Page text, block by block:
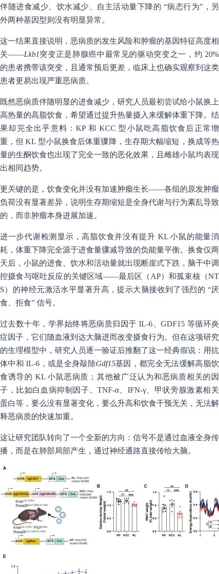
伴随进食减少、饮水减少、自主活动量下降的 “病态行为”，另
外两种基因型则没有明显异常。
这一结果直接说明，恶病质的发生风险和肿瘤的基因特征高度相
关——Lkb1突变正是肺腺癌中最常见的驱动突变之一，约 20%
的患者携带该突变，且通常预后更差，临床上也确实观察到这类
患者更易出现严重恶病质。
既然恶病质伴随明显的进食减少，研究人员最初尝试给小鼠换上
高热量的高脂饮食，希望通过提升热量摄入来缓解体重下降。结
果却完全出乎意料：KP 和 KCC 型小鼠吃高脂饮食后正常增
重，但 KL 型小鼠换食后体重骤降，生存期大幅缩短，换成等热
量的生酮饮食也出现了完全一致的恶化效果，且雌雄小鼠均表现
出相同趋势。
更关键的是，饮食变化并没有加速肿瘤生长——各组的原发肿瘤
负荷没有显著差异，说明生存期缩短是全身代谢与行为紊乱导致
的，而非肿瘤本身进展加速。
进一步代谢检测显示，高脂饮食并没有提升 KL 小鼠的能量消
耗，体重下降完全源于进食量骤减导致的负能量平衡。换食仅两
天后，小鼠的进食、饮水和活动量就出现断崖式下跌，脑干中调
控摄食与呕吐反应的关键区域——最后区（AP）和孤束核（NT
S）的神经元激活水平显著升高，提示大脑接收到了强烈的 “厌
食、拒食” 信号。
过去数十年，学界始终将恶病质归因于 IL-6、GDF15 等循环炎
症因子，它们随血液到达大脑进而改变摄食行为。但在这项研究
的生理模型中，研究人员逐一验证后推翻了这一经典假说：用抗
体中和 IL-6，或是全身敲除Gdf15基因，都完全无法缓解高脂饮
食诱导的 KL 小鼠恶病质；其他被广泛认为和恶病质相关的因
子，比如白血病抑制因子、TNF-α、IFN-γ、甲状旁腺激素相关
蛋白等，要么没有显著变化，要么升高和饮食干预无关，无法解
释恶病质的快速加重。
这让研究团队转向了一个全新的方向：信号不是通过血液全身传
播，而是在肺部局部产生，通过神经通路直接传给大脑。